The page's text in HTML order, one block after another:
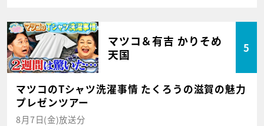
マツコ＆有吉 かりそめ
天国
5
マツコのTシャツ洗濯事情 たくろうの滋賀の魅力
プレゼンツアー
8月7日(金)放送分